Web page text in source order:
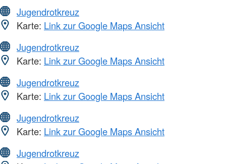
Jugendrotkreuz
Karte: Link zur Google Maps Ansicht
Jugendrotkreuz
Karte: Link zur Google Maps Ansicht
Jugendrotkreuz
Karte: Link zur Google Maps Ansicht
Jugendrotkreuz
Karte: Link zur Google Maps Ansicht
Jugendrotkreuz